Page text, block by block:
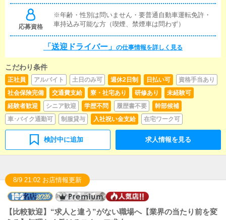
徒歩10分
応募資格
※年齢・性別は問いません・要普通自動車運転免許・
車持込み可能な方（喫煙、禁煙車は問わず）
「送迎ドライバー」 の仕事情報を詳しく見る
こだわり条件
正社員 アルバイト 土日のみ可 週休2日制 日払い可
資格手当あり
社会保険完備
交通費支給 寮・社宅あり 研修あり
未経験可
経験者歓迎
シニア歓迎 学歴不問 履歴書不要
幹部候補
車･バイク通勤可
制服貸与 入社祝い金支給 在宅ワーク可
検討中に追加 求人情報を見る
8/9 21:02 お店情報更新
【比較歓迎】“求人と違う”がない職場へ【業界の当たり前を変